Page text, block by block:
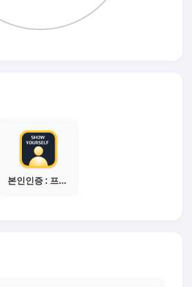
본인인증 : 프로필 사진등록